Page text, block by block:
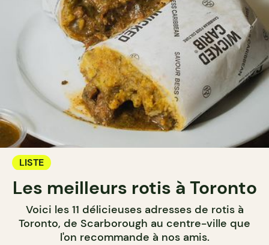
LISTE
Les meilleurs rotis à Toronto
Voici les 11 délicieuses adresses de rotis à
Toronto, de Scarborough au centre-ville que
l'on recommande à nos amis.